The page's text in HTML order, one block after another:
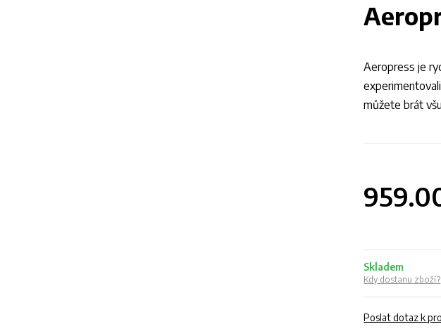
Aeropress je
můžete brát
Skladem
Kdy dostanu zboží?
Poslat dotaz k